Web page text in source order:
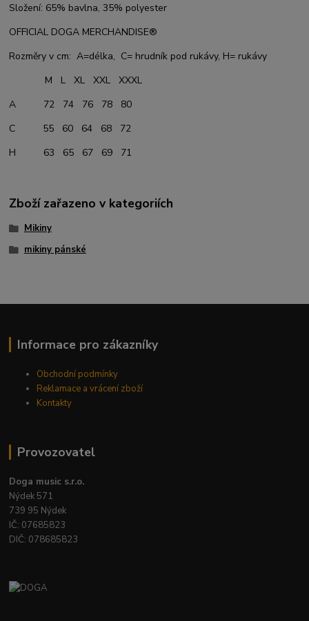
Složení: 65% bavlna, 35% polyester
OFFICIAL DOGA MERCHANDISE®
Rozměry v cm: A=délka, C= hrudník pod rukávy, H= rukávy
M L XL XXL XXXL
A 72 74 76 78 80
C 55 60 64 68 72
H 63 65 67 69 71
Zboží zařazeno v kategoriích
Mikiny
mikiny pánské
Informace pro zákazníky
Obchodní podmínky
Reklamace a vrácení zboží
Kontakty
Provozovatel
Doga music s.r.o.
Nýdek 571
739 95 Nýdek
IČ: 07685823
DIČ: 078685823